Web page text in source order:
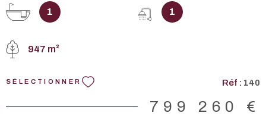
central aménagée et équipée, d'une suite parentale avec
dressing et salle d'eau privative, wc indépendant, 3 chambres,
garage, 2 carports et plusieurs places de stationnements
arborée de plus de 900 m2. DONT honoraires 3,80% à la
charge de l'ACQUEREUR. Les informations sur les risques
auxquels ce bien est exposé sont disponibles sur le site
1 1
947 m²
SÉLECTIONNER Réf : 140
799 260 €